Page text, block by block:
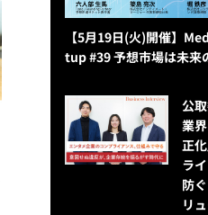
【5月19日(火)開催】
tup #39 予想市場は未来
公​​
業
正
ラ
防
リ